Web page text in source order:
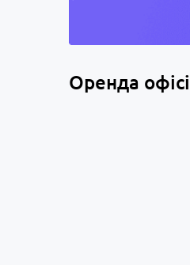
Оренда